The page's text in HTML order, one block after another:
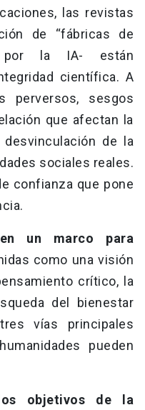
las revistas
de “fábricas de
por la IA- están
científica. A
perversos, sesgos
que afectan la
de la
sociales reales.
confianza que pone
un marco para
como una visión
crítico, la
del bienestar
vías principales
pueden
objetivos de la